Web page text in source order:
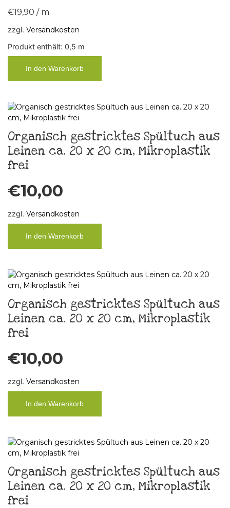
€19,90 / m
zzgl. Versandkosten
Produkt enthält: 0,5 m
In den Warenkorb
Organisch gestricktes Spültuch aus
Leinen ca. 20 x 20 cm, Mikroplastik
frei
€10,00
zzgl. Versandkosten
In den Warenkorb
Organisch gestricktes Spültuch aus
Leinen ca. 20 x 20 cm, Mikroplastik
frei
€10,00
zzgl. Versandkosten
In den Warenkorb
Organisch gestricktes Spültuch aus
Leinen ca. 20 x 20 cm, Mikroplastik
frei